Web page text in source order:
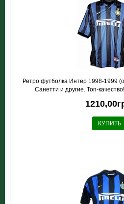
Ретро футболка Интер 1998-1999
Санетти и другие. Топ-
КУПИТЬ